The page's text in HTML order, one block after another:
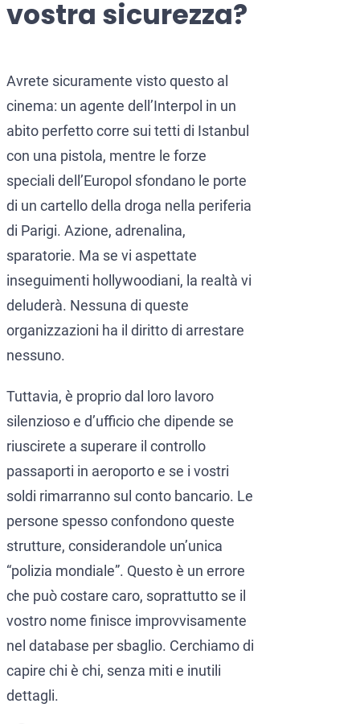
CCF (Commission for the
Protezione dall’estradizione
Estradizione e Difesa
Estradizione tra Italia e
Estradizione tra Italia e
Estradizione tra Italia e
Mandato d’arresto
Avvocato presso la Corte
Crimini economici e
World-Check
vostra sicurezza?
Avrete sicuramente visto questo al
cinema: un agente dell’Interpol in un
abito perfetto corre sui tetti di Istanbul
con una pistola, mentre le forze
speciali dell’Europol sfondano le porte
di un cartello della droga nella periferia
di Parigi. Azione, adrenalina,
sparatorie. Ma se vi aspettate
inseguimenti hollywoodiani, la realtà vi
deluderà. Nessuna di queste
organizzazioni ha il diritto di arrestare
nessuno.
Tuttavia, è proprio dal loro lavoro
silenzioso e d’ufficio che dipende se
riuscirete a superare il controllo
passaporti in aeroporto e se i vostri
soldi rimarranno sul conto bancario. Le
persone spesso confondono queste
strutture, considerandole un’unica
“polizia mondiale”. Questo è un errore
che può costare caro, soprattutto se il
vostro nome finisce improvvisamente
nel database per sbaglio. Cerchiamo di
capire chi è chi, senza miti e inutili
dettagli.